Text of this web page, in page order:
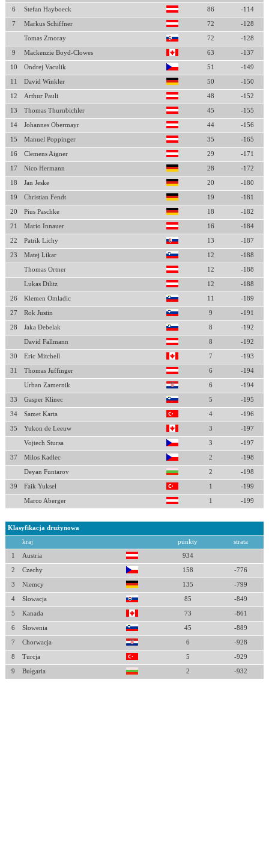
6 Stefan Hayboeck 86 -114
7 Markus Schiffner 72 -128
Tomas Zmoray 72 -128
9 Mackenzie Boyd-Clowes 63 -137
10 Ondrej Vaculik 51 -149
11 David Winkler 50 -150
12 Arthur Pauli 48 -152
13 Thomas Thurnbichler 45 -155
14 Johannes Obermayr 44 -156
15 Manuel Poppinger 35 -165
16 Clemens Aigner 29 -171
17 Nico Hermann 28 -172
18 Jan Jeske 20 -180
19 Christian Fendt 19 -181
20 Pius Paschke 18 -182
21 Mario Innauer 16 -184
22 Patrik Lichy 13 -187
23 Matej Likar 12 -188
Thomas Ortner 12 -188
Lukas Dilitz 12 -188
26 Klemen Omladic 11 -189
27 Rok Justin 9 -191
28 Jaka Debelak 8 -192
David Fallmann 8 -192
30 Eric Mitchell 7 -193
31 Thomas Juffinger 6 -194
Urban Zamernik 6 -194
33 Gasper Klinec 5 -195
34 Samet Karta 4 -196
35 Yukon de Leeuw 3 -197
Vojtech Stursa 3 -197
37 Milos Kadlec 2 -198
Deyan Funtarov 2 -198
39 Faik Yuksel 1 -199
Marco Aberger 1 -199
Klasyfikacja drużynowa
kraj punkty strata
1 Austria 934
2 Czechy 158 -776
3 Niemcy 135 -799
4 Słowacja 85 -849
5 Kanada 73 -861
6 Słowenia 45 -889
7 Chorwacja 6 -928
8 Turcja 5 -929
9 Bułgaria 2 -932